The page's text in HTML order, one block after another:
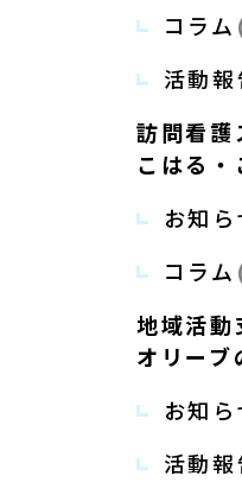
コラム
活動報
訪問看護
こはる
お知ら
コラム
地域活動
オリーブ
お知ら
活動報